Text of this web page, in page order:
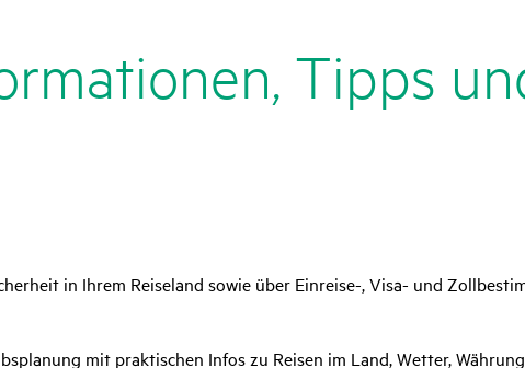
Tipps
in Ihrem Reiseland sowie über Einreise-, Visa- und
mit praktischen Infos zu Reisen im Land, Wetter,